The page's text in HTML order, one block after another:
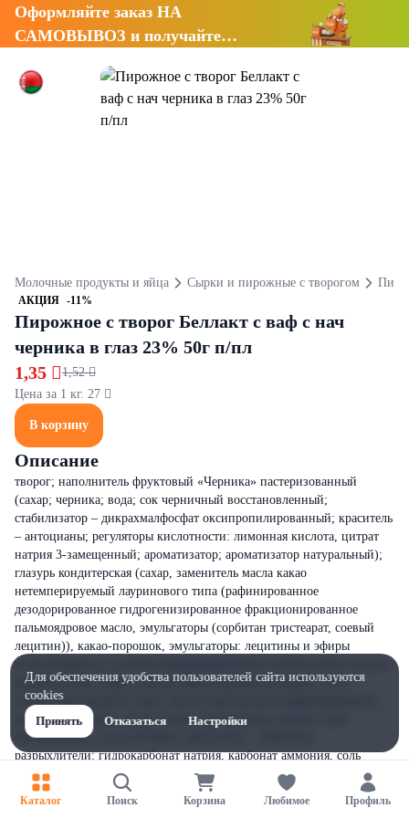
Оформляйте заказ НА
САМОВЫВОЗ и получайте
Молочные продукты и яйца Сырки и пирожные с творогом
АКЦИЯ -11%
Пирожное с творог Беллакт с ваф с нач
черника в глаз 23% 50г п/пл
1,35 1,52 
Цена за 1 кг. 27 
В корзину
Описание
творог; наполнитель фруктовый «Черника» пастеризованный
(сахар; черника; вода; сок черничный восстановленный;
стабилизатор – дикрахмалфосфат оксипропилированный; краситель
– антоцианы; регуляторы кислотности: лимонная кислота, цитрат
натрия 3-замещенный; ароматизатор; ароматизатор натуральный);
глазурь кондитерская (сахар, заменитель масла какао
нетемперируемый лауринового типа (рафинированное
дезодорированное гидрогенизированное фракционированное
пальмоядровое масло, эмульгаторы (сорбитан тристеарат, соевый
лецитин)), какао-порошок, эмульгаторы: лецитины и эфиры
полиглицерина и взаимоэтерифицированных рициноловых кислот,
ароматизатор); вафли мягкие (яйца куриные пищевые, мука
пшеничная высшего сорта, масло подсолнечное рафинированное
дезодорированное, сахар, патока крахмальная, молоко сухое
обезжиренное, вода питьевая, эмульгатор – лецитины,
разрыхлители: гидрокарбонат натрия, карбонат аммония, соль
пищевая йодированная (содержит йодат калия, агент
антислеживающий – ферроцианид калия), биологически активная
добавка «Экстракт бересты бетулиносодержащий»); сахар; масло
Каталог Поиск Корзина Любимое Профиль
Для обеспечения удобства пользователей сайта используются
cookies
Принять
Отказаться Настройки